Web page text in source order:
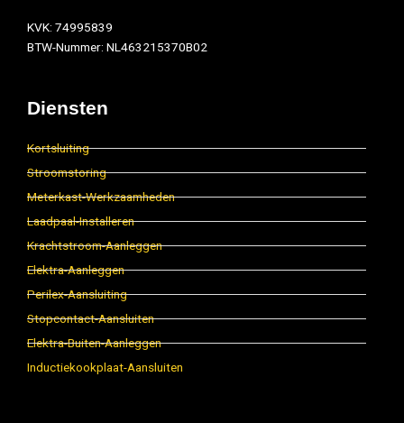
KVK: 74995839
BTW-Nummer: NL463215370B02
Diensten
Kortsluiting
Stroomstoring
Meterkast-Werkzaamheden
Laadpaal-Installeren
Krachtstroom-Aanleggen
Elektra-Aanleggen
Perilex-Aansluiting
Stopcontact-Aansluiten
Elektra-Buiten-Aanleggen
Inductiekookplaat-Aansluiten